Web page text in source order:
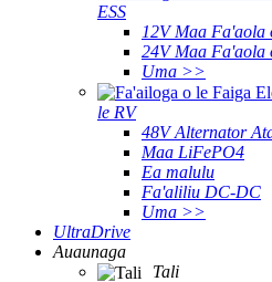
ESS
12V Maa Fa'aola
24V Maa Fa'aola
Uma >>
le RV
48V Alternator
Maa LiFePO4
Ea malulu
Fa'aliliu DC-DC
Uma >>
UltraDrive
Auaunaga
Tali